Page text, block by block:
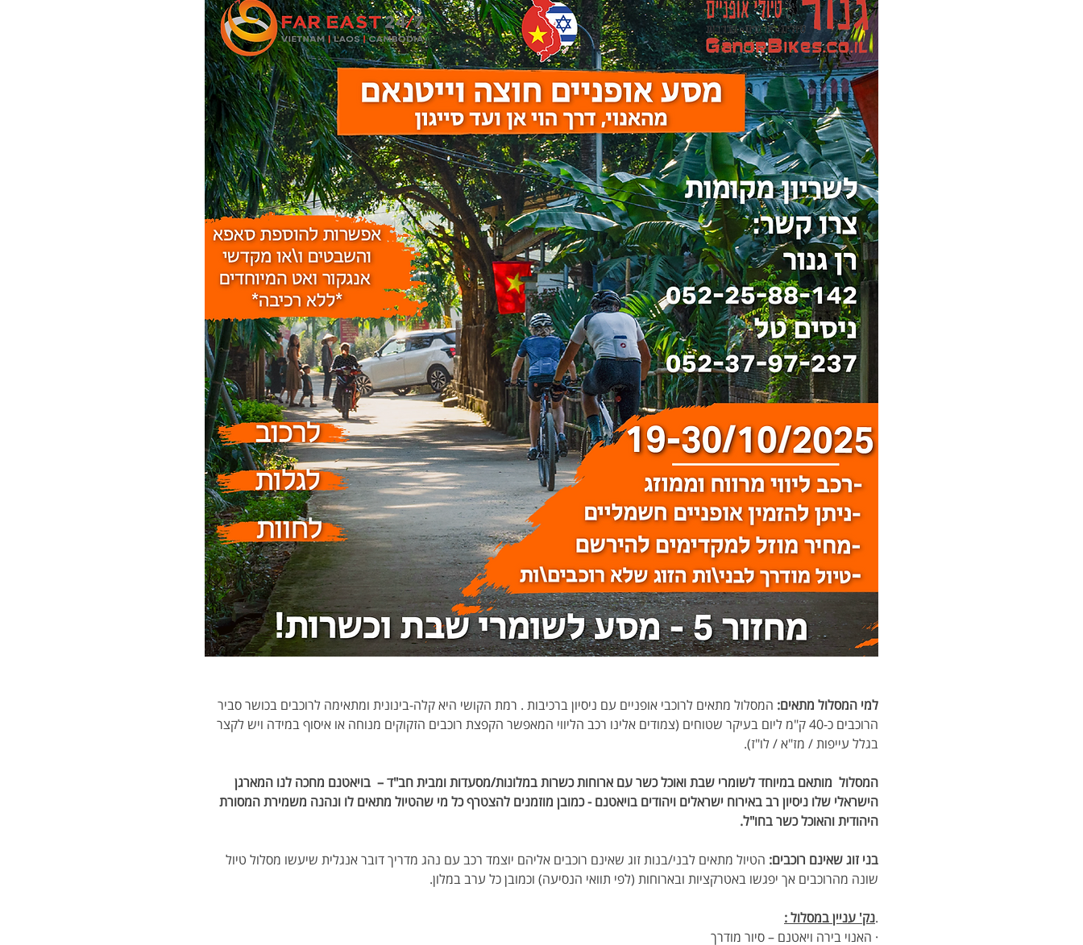
למי המסלול מתאים: המסלול מתאים לרוכבי אופניים עם ניסיון ברכיבות . רמת הקושי היא קלה-בינונית ומתאימה לרוכבים בכושר סביר
הרוכבים כ-40 ק"מ ליום בעיקר שטוחים (צמודים אלינו רכב הליווי המאפשר הקפצת רוכבים הזקוקים מנוחה או איסוף במידה ויש לקצר
בגלל עייפות / מז"א / לו"ז).
המסלול  מותאם במיוחד לשומרי שבת ואוכל כשר עם ארוחות כשרות במלונות/מסעדות ומבית חב"ד –  בויאטנם מחכה לנו המארגן
הישראלי שלו ניסיון רב באירוח ישראלים ויהודים בויאטנם - כמובן מוזמנים להצטרף כל מי שהטיול מתאים לו ונהנה משמירת המסורת
היהודית והאוכל כשר בחו"ל.
בני זוג שאינם רוכבים: הטיול מתאים לבני/בנות זוג שאינם רוכבים אליהם יוצמד רכב עם נהג מדריך דובר אנגלית שיעשו מסלול טיול
שונה מהרוכבים אך יפגשו באטרקציות ובארוחות (לפי תוואי הנסיעה) וכמובן כל ערב במלון.
.נק' עניין במסלול :
· האנוי בירה ויאטנם – סיור מודרך